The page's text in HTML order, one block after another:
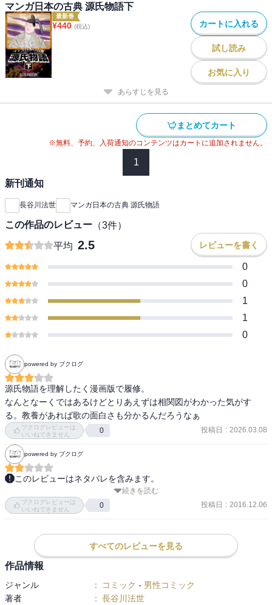
マンガ日本の古典 源氏物語下
最新巻
¥440 (税込) カートに入れる
試し読み
お気に入り
あらすじを見る
まとめてカート
※無料、予約、入荷通知のコンテンツはカートに追加されません。
1
新刊通知
長谷川法世 マンガ日本の古典 源氏物語
この作品のレビュー （3件）
平均 2.5 レビューを書く
0
0
1
1
0
powered by ブクログ
源氏物語を理解したく漫画版で履修。
なんとなーくではあるけどとりあえずは相関図がわかった気がす
る。教養があれば歌の面白さも分かるんだろうなぁ
ブクログレビューは
いいねできません
0 投稿日 : 2026.03.08
powered by ブクログ
このレビューはネタバレを含みます。
長谷川法世さんによるマンガ化シリーズの全３巻の１巻です。
収録は『桐壺』から『明石』まで。
少年少女向けだからなのか、長編恋愛小説なのに恋愛要素がサラっ
と描かれすぎていて、面白さはありませんでした。
登場人物の絵が源氏物語絵巻的なので、そのあたりもなじめないか
も…。
源氏に全く魅力がないのが致命的！
続きを読む
ブクログレビューは
いいねできません
0 投稿日 : 2016.12.06
すべてのレビューを見る
作品情報
ジャンル : コミック - 男性コミック
著者
: 長谷川法世